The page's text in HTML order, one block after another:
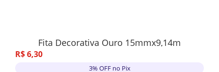
Fita Decorativa Ouro 15mmx9,14m
R$6,30
3% OFF no Pix